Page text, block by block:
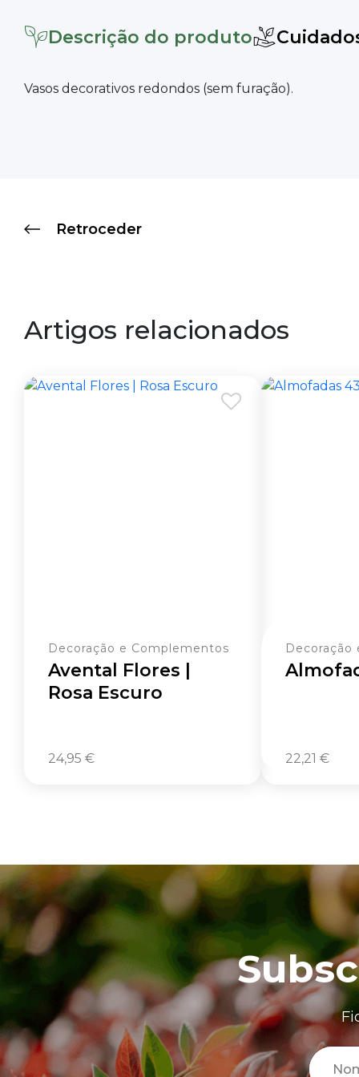
Descrição do produto
Vasos decorativos redondos (sem furação).
Retroceder
Artigos relacionados
Decoração e Complementos
Avental Flores |
Rosa Escuro
24,95 €
Decoração
22,21 €